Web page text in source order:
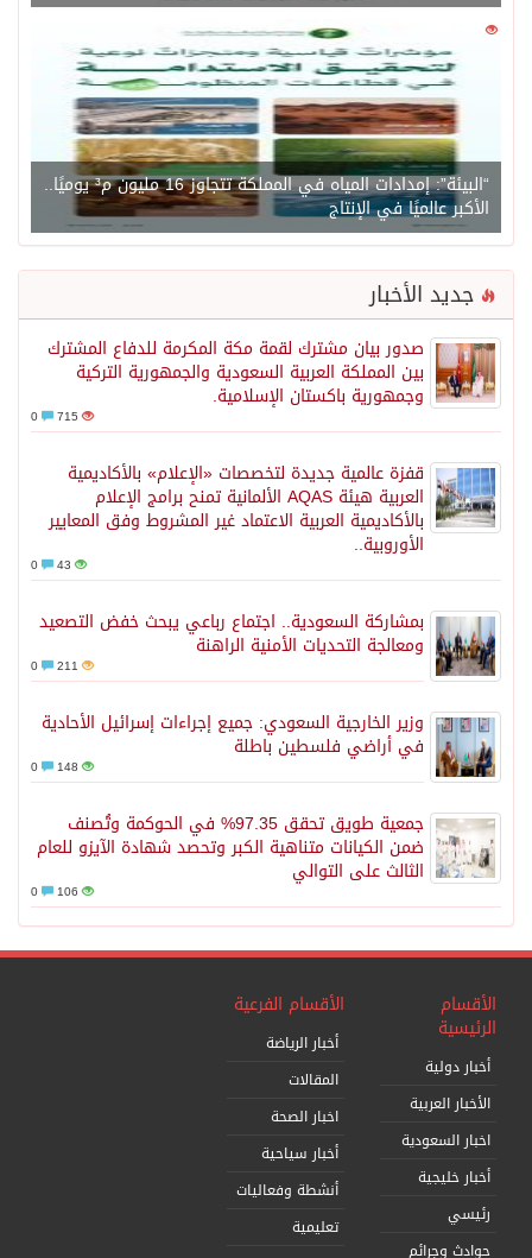
1450
“البيئة”: إمدادات المياه في المملكة تتجاوز 16 مليون م³ يوميًا..
الأكبر عالميًا في الإنتاج
جديد الأخبار
صدور بيان مشترك لقمة مكة المكرمة للدفاع المشترك
بين المملكة العربية السعودية والجمهورية التركية
وجمهورية باكستان الإسلامية.
715
قفزة عالمية جديدة لتخصصات «الإعلام» بالأكاديمية
العربية هيئة AQAS الألمانية تمنح برامج الإعلام
بالأكاديمية العربية الاعتماد غير المشروط وفق المعايير
الأوروبية..
43
بمشاركة السعودية.. اجتماع رباعي يبحث خفض التصعيد
ومعالجة التحديات الأمنية الراهنة
211
وزير الخارجية السعودي: جميع إجراءات إسرائيل الأحادية
في أراضي فلسطين باطلة
148
جمعية طويق تحقق 97.35% في الحوكمة وتُصنف
ضمن الكيانات متناهية الكبر وتحصد شهادة الآيزو للعام
الثالث على التوالي
106
الأقسام
الرئيسية
أخبار دولية
الأخبار العربية
اخبار السعودية
أخبار خليجية
رئيسي
حوادث وجرائم
الأقسام الفرعية
أخبار الرياضة
المقالات
اخبار الصحة
أخبار سياحية
أنشطة وفعاليات
تعليمية